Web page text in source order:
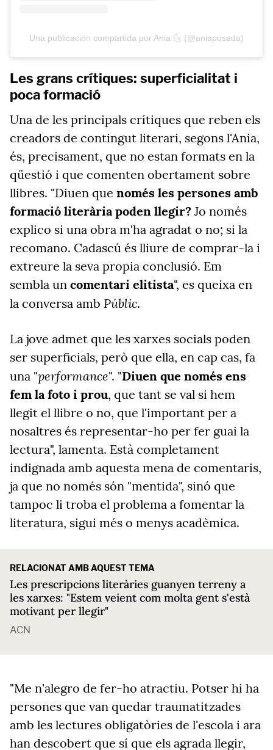
Una publicación compartida por Ania 🌜 (@aniaposada)
Les grans crítiques: superficialitat i
poca formació
Una de les principals crítiques que reben els
creadors de contingut literari, segons l'Ania,
és, precisament, que no estan formats en la
qüestió i que comenten obertament sobre
llibres. "Diuen que només les persones amb
formació literària poden llegir? Jo només
explico si una obra m'ha agradat o no; si la
recomano. Cadascú és lliure de comprar-la i
extreure la seva propia conclusió. Em
sembla un comentari elitista", es queixa en
la conversa amb Públic.
La jove admet que les xarxes socials poden
ser superficials, però que ella, en cap cas, fa
una "performance". "Diuen que només ens
fem la foto i prou, que tant se val si hem
llegit el llibre o no, que l'important per a
nosaltres és representar-ho per fer guai la
lectura", lamenta. Està completament
indignada amb aquesta mena de comentaris,
ja que no només són "mentida", sinó que
tampoc li troba el problema a fomentar la
literatura, sigui més o menys acadèmica.
RELACIONAT AMB AQUEST TEMA
Les prescripcions literàries guanyen terreny a
les xarxes: "Estem veient com molta gent s'està
motivant per llegir"
ACN
"Me n'alegro de fer-ho atractiu. Potser hi ha
persones que van quedar traumatitzades
amb les lectures obligatòries de l'escola i ara
han descobert que sí que els agrada llegir,